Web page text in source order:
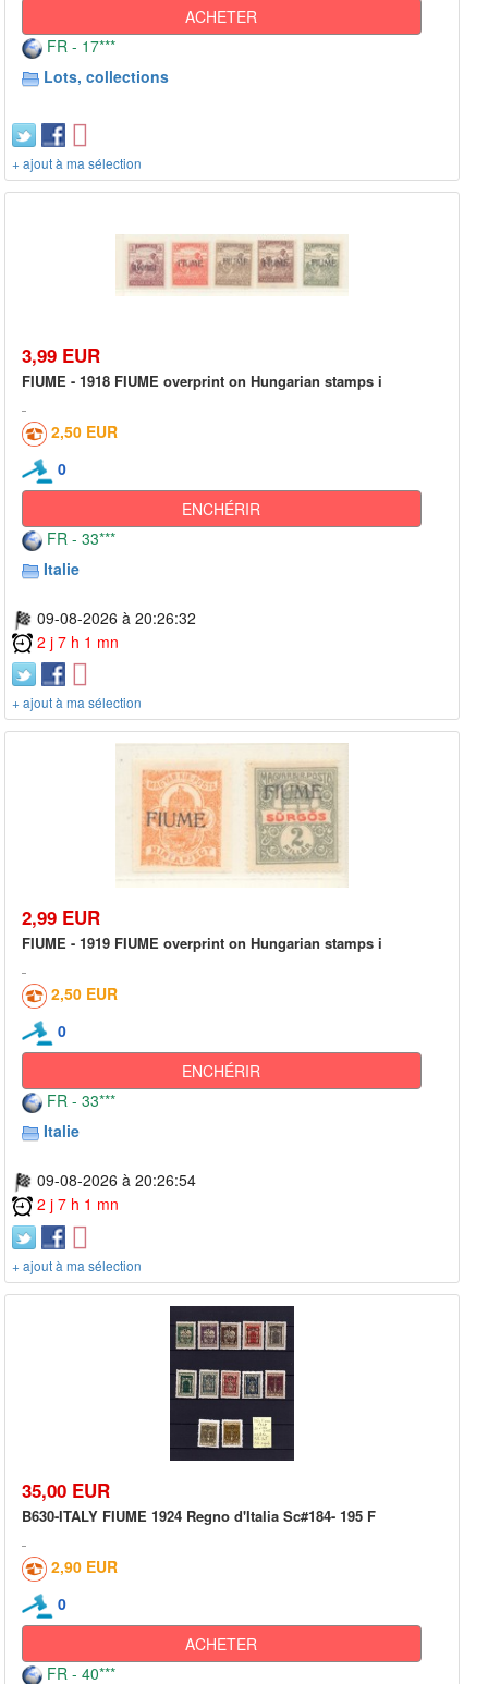
ACHETER
FR - 17***
Lots, collections
+ ajout à ma sélection
3,99 EUR
FIUME - 1918 FIUME overprint on Hungarian stamps i
2,50 EUR
0
ENCHÉRIR
FR - 33***
Italie
09-08-2026 à 20:26:32
2 j 7 h 1 mn
+ ajout à ma sélection
2,99 EUR
FIUME - 1919 FIUME overprint on Hungarian stamps i
2,50 EUR
0
ENCHÉRIR
FR - 33***
Italie
09-08-2026 à 20:26:54
2 j 7 h 1 mn
+ ajout à ma sélection
35,00 EUR
B630-ITALY FIUME 1924 Regno d'Italia Sc#184- 195 F
2,90 EUR
0
ACHETER
FR - 40***